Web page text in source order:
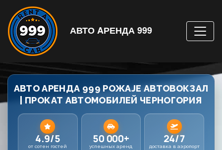
АВТО AРЕНДА 999
АВТО АРЕНДА 999 РОЖАЈЕ АВТОВОКЗАЛ
| ПРОКАТ АВТОМОБИЛЕЙ ЧЕРНОГОРИЯ
4.9/5
от сотен гостей
50 000+
успешных аренд
24/7
доставка в аэропорт